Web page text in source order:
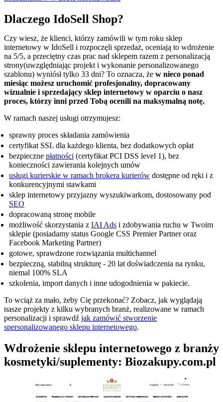
Dlaczego IdoSell Shop?
Czy wiesz, że klienci, którzy zamówili w tym roku sklep
internetowy w IdoSell i rozpoczęli sprzedaż, oceniają to wdrożenie
na 5/5, a przeciętny czas prac nad sklepem razem z personalizacją
strony(uwzględniając projekt i wykonanie personalizowanego
szablonu) wyniósł tylko 33 dni? To oznacza, że w nieco ponad
miesiąc możesz uruchomić profesjonalny, dopracowany
wizualnie i sprzedający sklep internetowy w oparciu o nasz
proces, którzy inni przed Tobą ocenili na maksymalną notę.
W ramach naszej usługi otrzymujesz:
sprawny proces składania zamówienia
certyfikat SSL dla każdego klienta, bez dodatkowych opłat
bezpieczne płatności (certyfikat PCI DSS level 1), bez
konieczności zawierania kolejnych umów
usługi kurierskie w ramach brokera kurierów dostępne od ręki i z
konkurencyjnymi stawkami
sklep internetowy przyjazny wyszukiwarkom, dostosowany pod
SEO
dopracowaną stronę mobile
możliwość skorzystania z IAI Ads i zdobywania ruchu w Twoim
sklepie (posiadamy status Google CSS Premier Partner oraz
Facebook Marketing Partner)
gotowe, sprawdzone rozwiązania multichannel
bezpieczną, stabilną strukturę - 20 lat doświadczenia na rynku,
niemal 100% SLA
szkolenia, import danych i inne udogodnienia w pakiecie.
To wciąż za mało, żeby Cię przekonać? Zobacz, jak wyglądają
nasze projekty z kilku wybranych branż, realizowane w ramach
personalizacji i sprawdź jak zamówić stworzenie
spersonalizowanego sklepu internetowego.
Wdrożenie sklepu internetowego z branży
kosmetyki/suplementy: Biozakupy.com.pl